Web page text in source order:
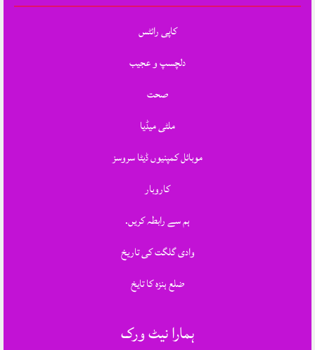
کاپی رائٹس
دلچسپ و عجیب
صحت
ملٹی میڈیا
موبائل کمپنیوں ڈیٹا سروسز
کاروبار
ہم سے رابطہ کریں.
وادی گلگت کی تاریخ
ضلع ہنزہ کا تایخ
ہمارا نیٹ ورک